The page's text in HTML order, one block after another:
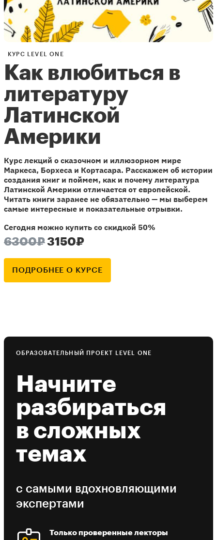
КУРС LEVEL ONE
Как влюбиться в
литературу
Латинской
Америки
Курс лекций о сказочном и иллюзорном мире
Маркеса, Борхеса и Кортасара. Расскажем об истории
создания книг и поймем, как и почему литература
Латинской Америки отличается от европейской.
Читать книги заранее не обязательно — мы выберем
самые интересные и показательные отрывки.
Сегодня можно купить со скидкой 50%
6300₽3150₽
ПОДРОБНЕЕ О КУРСЕ
ОБРАЗОВАТЕЛЬНЫЙ ПРОЕКТ LEVEL ONE
Начните
разбираться
в сложных
темах
с самыми вдохновляющими
экспертами
Только проверенные лекторы